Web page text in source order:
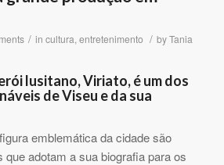
/ in cultura, entretenimento / byTania
lusitano, Viriato, é um dos
de Viseu e da sua
emblemática da cidade são
que adotam a sua biografia para os